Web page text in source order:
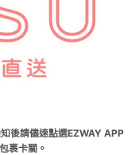
後請儘速點選EZWAY APP
裹卡關。